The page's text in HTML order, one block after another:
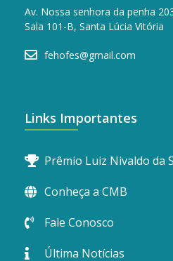
Av. Nossa senhora da penha
Sala 101-B, Santa Lúcia Vitória
fehofes@gmail.com
Links Importantes
Prêmio Luiz Nivaldo da
Conheça a CMB
Fale Conosco
Última Notícias